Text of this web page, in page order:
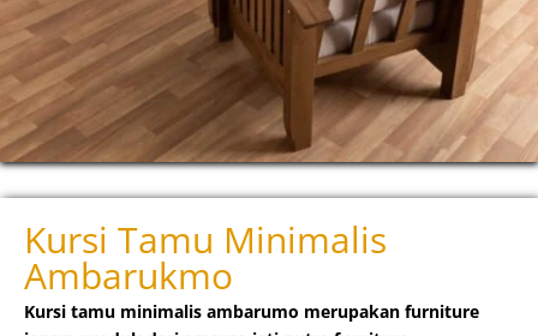
Kursi Tamu Minimalis
Ambarukmo
Kursi tamu minimalis ambarumo merupakan furniture